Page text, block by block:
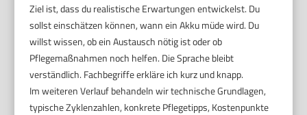
Ziel ist, dass du realistische Erwartungen entwickelst. Du
sollst einschätzen können, wann ein Akku müde wird. Du
willst wissen, ob ein Austausch nötig ist oder ob
Pflegemaßnahmen noch helfen. Die Sprache bleibt
verständlich. Fachbegriffe erkläre ich kurz und knapp.
Im weiteren Verlauf behandeln wir technische Grundlagen,
typische Zyklenzahlen, konkrete Pflegetipps, Kostenpunkte